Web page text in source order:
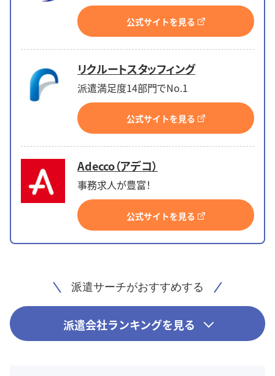
公式サイトを見る
リクルートスタッフィング
派遣満足度14部門でNo.1
公式サイトを見る
Adecco（アデコ）
事務求人が豊富！
公式サイトを見る
派遣サーチがおすすめする
派遣会社ランキングを見る